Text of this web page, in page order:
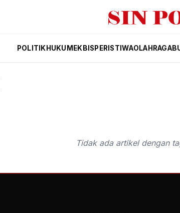
POLITIK HUKUM EKBIS PERISTIWAOLAHRAGA
Tidak ada artikel dengan